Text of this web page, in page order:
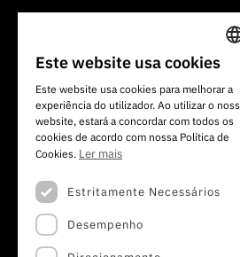
Av. do Brasil, 101
+351 213 924 300
Este website usa cookies
Este website usa cookies para melhorar a
experiência do utilizador. Ao utilizar o
website, estará a concordar com todos os
cookies de acordo com nossa Política de
Cookies. Ler mais
Estritamente Necessários
Desempenho